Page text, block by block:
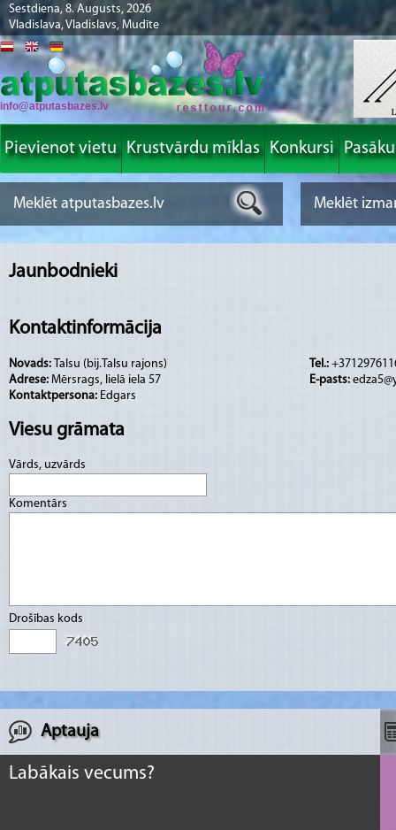
Sestdiena, 8. Augusts, 2026
Vladislava, Vladislavs, Mudīte
info@atputasbazes.lv
Pievienot vietu Krustvārdu mīklas Konkursi
Jaunbodnieki
Kontaktinformācija
Novads: Talsu (bij.Talsu rajons)
Adrese: Mērsrags, lielā iela 57
Kontaktpersona: Edgars
Tel.:
E-pasts:
Viesu grāmata
Vārds, uzvārds
Komentārs
Drošības kods
Aptauja
Labākais vecums?